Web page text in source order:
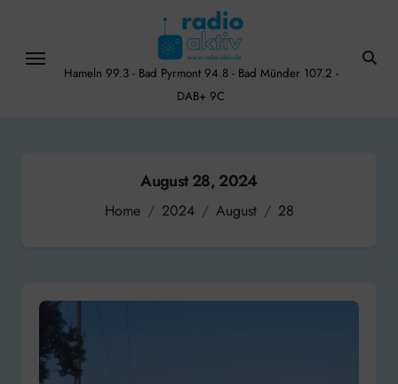
content
Hameln 99.3 - Bad Pyrmont 94.8 - Bad Münder 107.2 -
DAB+ 9C
August 28, 2024
Home 2024 August 28